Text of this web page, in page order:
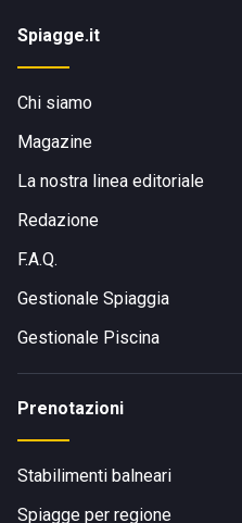
Spiagge.it
Chi siamo
Magazine
La nostra linea editoriale
Redazione
F.A.Q.
Gestionale Spiaggia
Gestionale Piscina
Prenotazioni
Stabilimenti balneari
Spiagge per regione